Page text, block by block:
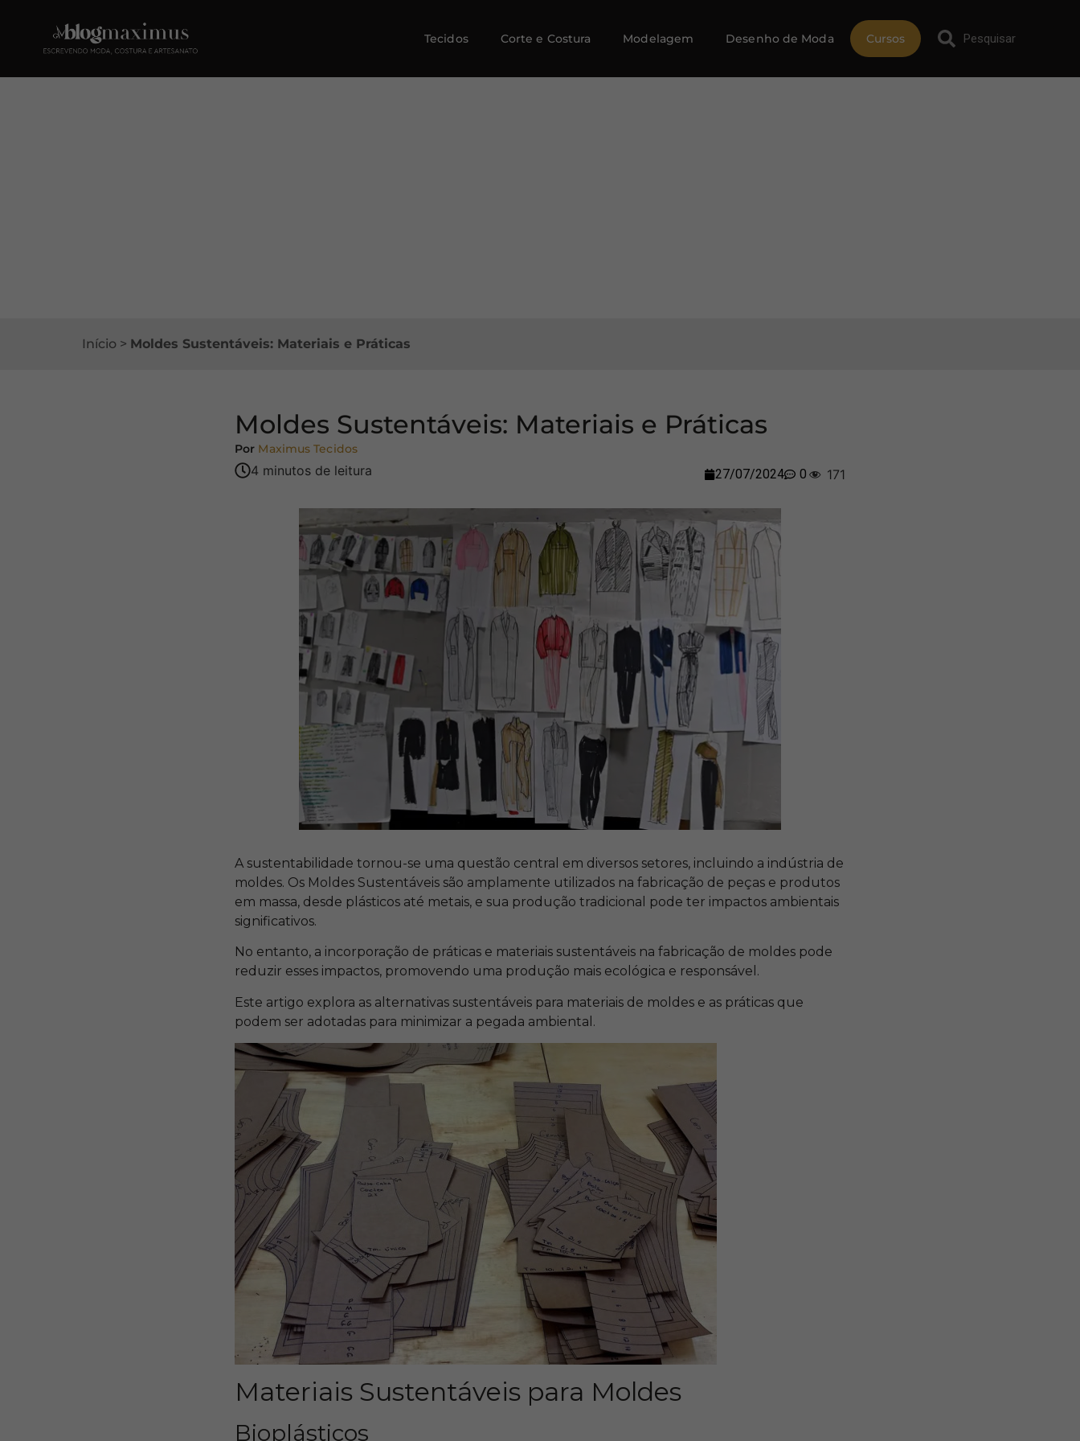
Tecidos Corte e Costura Modelagem Desenho de Moda Cursos
Início > Moldes Sustentáveis: Materiais e Práticas
Moldes Sustentáveis: Materiais e Práticas
Por Maximus Tecidos
27/07/2024 0 171
A sustentabilidade tornou-se uma questão central em diversos setores, incluindo a indústria de
moldes. Os Moldes Sustentáveis são amplamente utilizados na fabricação de peças e produtos
em massa, desde plásticos até metais, e sua produção tradicional pode ter impactos ambientais
significativos.
No entanto, a incorporação de práticas e materiais sustentáveis na fabricação de moldes pode
reduzir esses impactos, promovendo uma produção mais ecológica e responsável.
Este artigo explora as alternativas sustentáveis para materiais de moldes e as práticas que
podem ser adotadas para minimizar a pegada ambiental.
Materiais Sustentáveis para Moldes
Bioplásticos